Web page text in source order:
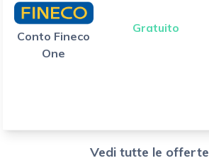
Conto Fineco
One
Gratuito
Vedi tutte le offerte